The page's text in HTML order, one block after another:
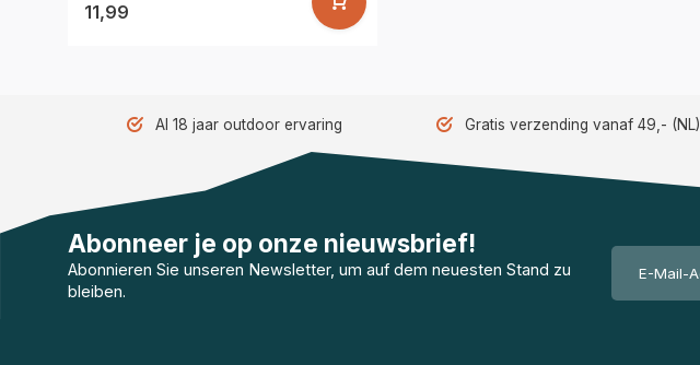
11,99
Al 18 jaar outdoor ervaring Gratis verzending vanaf 49,- (NL)
Abonneer je op onze nieuwsbrief!
Abonnieren Sie unseren Newsletter, um auf dem neuesten Stand zu
bleiben.